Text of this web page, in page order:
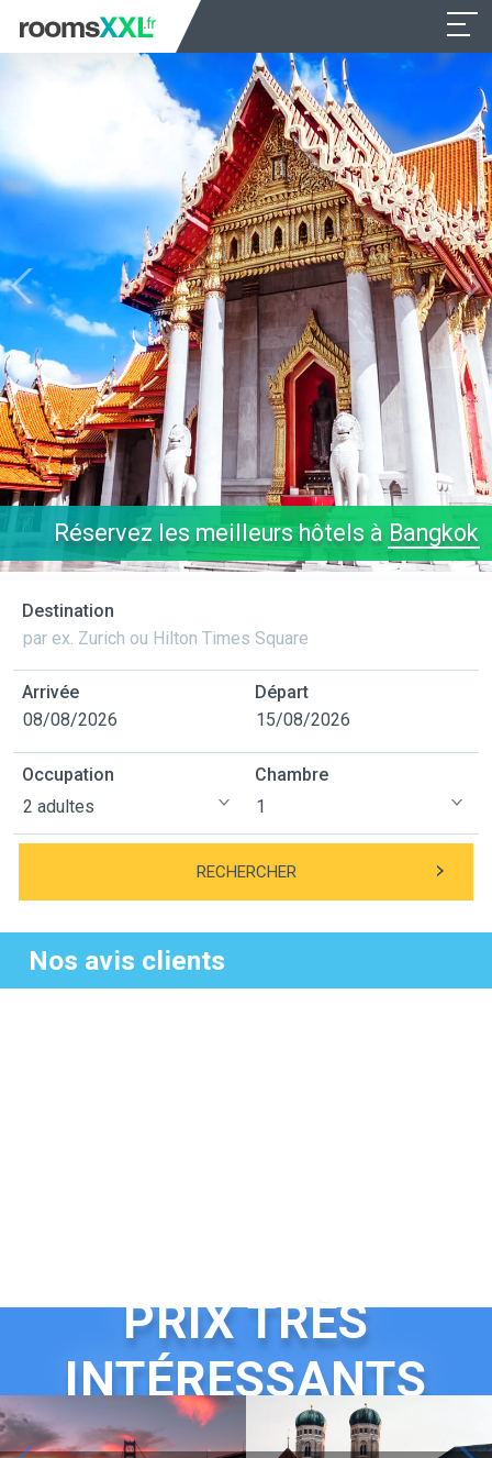
Réservez les meilleurs hôtels à Bangkok
Destination
Arrivée Départ
Occupation Chambre
RECHERCHER
Nos avis clients
PRIX TRÈS
INTÉRESSANTS